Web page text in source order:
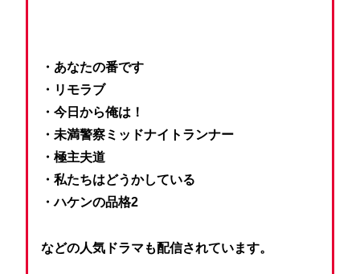
・あなたの番です
・リモラブ
・今日から俺は！
・未満警察ミッドナイトランナー
・極主夫道
・私たちはどうかしている
・ハケンの品格2
などの人気ドラマも配信されています。